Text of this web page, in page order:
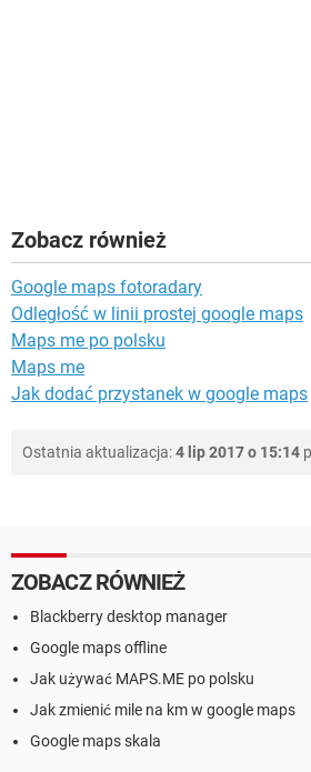
Zobacz również
Google maps fotoradary
Odległość w linii prostej google maps
Maps me po polsku
Maps me
Jak dodać przystanek w google maps
Ostatnia aktualizacja:4 lip 2017 o 15:14
ZOBACZ RÓWNIEŻ
Blackberry desktop manager
Google maps offline
Jak używać MAPS.ME po polsku
Jak zmienić mile na km w google maps
Google maps skala